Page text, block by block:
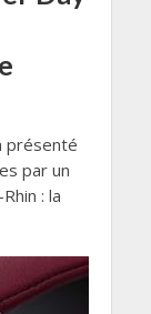
présenté
par un
: la